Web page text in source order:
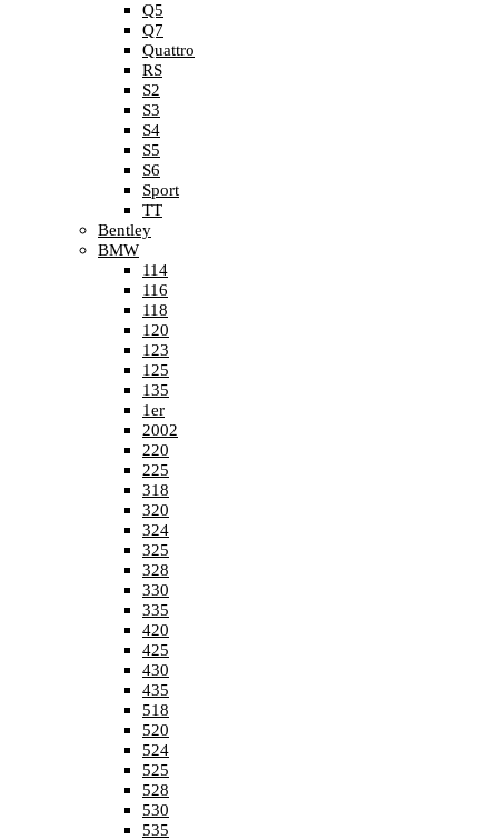
Q5
Q7
Quattro
RS
S2
S3
S4
S5
S6
Sport
TT
Bentley
BMW
114
116
118
120
123
125
135
1er
2002
220
225
318
320
324
325
328
330
335
420
425
430
435
518
520
524
525
528
530
535